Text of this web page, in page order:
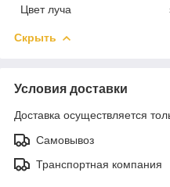
Цвет луча
Скрыть
Условия доставки
Доставка осуществляется
Самовывоз
Транспортная компания